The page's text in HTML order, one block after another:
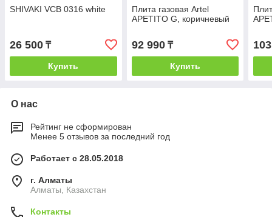
SHIVAKI VCB 0316 white
26 500 ₸
Купить
Плита газовая Artel
APETITO G, коричневый
92 990₸
Купить
О нас
Рейтинг не сформирован
Менее 5 отзывов за последний год
Работает с 28.05.2018
г. Алматы
Алматы, Казахстан
Контакты